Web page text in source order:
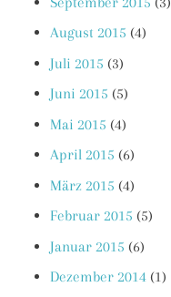
August 2015 (4)
Juli 2015 (3)
Juni 2015 (5)
Mai 2015 (4)
April 2015 (6)
März 2015 (4)
Februar 2015 (5)
Januar 2015 (6)
Dezember 2014 (1)